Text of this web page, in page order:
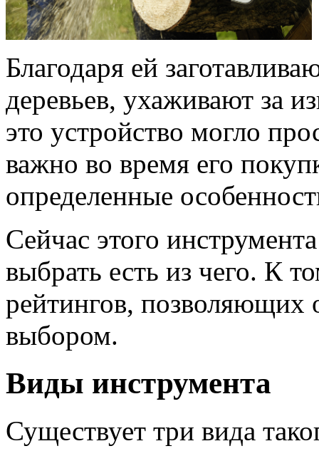
Благодаря ей
деревьев, ухаживают за
это устройство могло
важно во время его
определенные
Сейчас этого
выбрать есть из чего. К
рейтингов, позволяющих
выбором.
Виды инструмента
Существует три вида